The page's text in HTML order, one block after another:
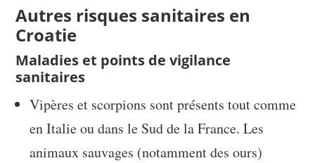
Autres risques sanitaires en
Croatie
Maladies et points de vigilance
sanitaires
Vipères et scorpions sont présents tout comme
en Italie ou dans le Sud de la France. Les
animaux sauvages (notamment des ours)